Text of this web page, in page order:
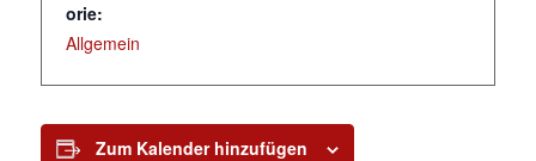
orie:
Allgemein
Zum Kalender hinzufügen